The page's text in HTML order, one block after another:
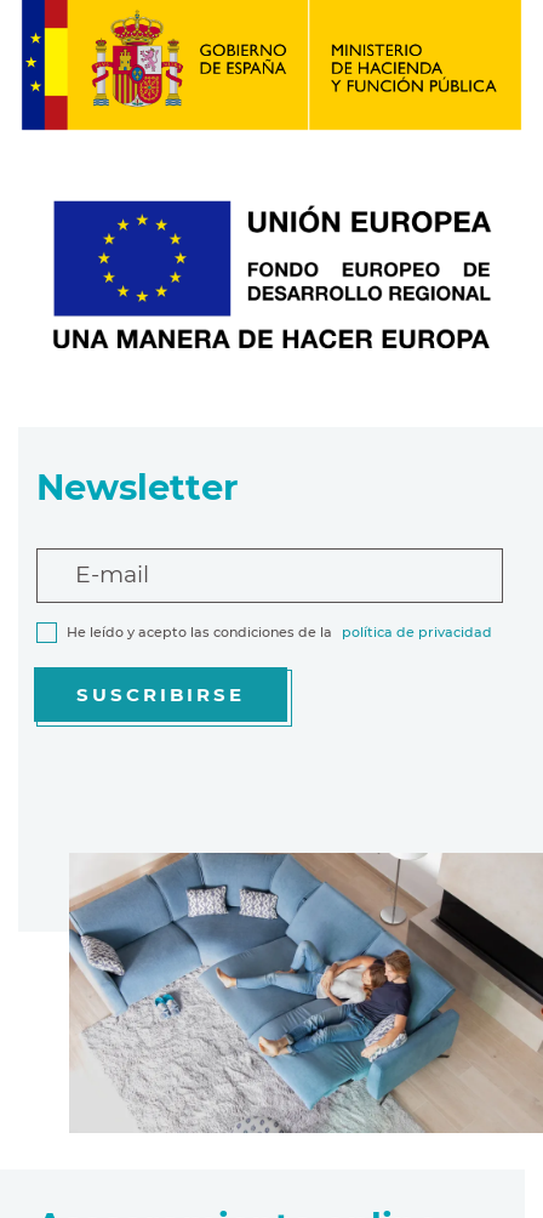
Newsletter
E-mail
He leído y acepto las condiciones de la política de privacidad
SUSCRIBIRSE